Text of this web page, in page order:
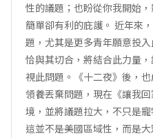
性的議題；也盼從你我開始
簡單卻有利的庇護。 近年來
題，尤其是更多青年願意投
恰與其切合，將結合此力量
視此問題。《十二夜》後，
領養丟棄問題，現在《讓我
境，並將議題拉大，不只是
這並不是美國區域性，而是